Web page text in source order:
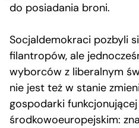
do posiadania broni.
Socjaldemokraci pozbyli
filantropów, ale
wyborców z liberalnym
nie jest też w stanie
gospodarki
środkowoeuropejskim: